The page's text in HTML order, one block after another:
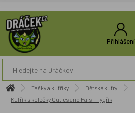
Přihlášení
Tašky a kufříky
Dětské kufry
Kufřík s kolečky Cuties and Pals - Tygřík